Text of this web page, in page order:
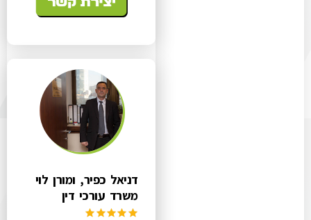
דניאל כפיר, ומורן לוי
משרד עורכי דין